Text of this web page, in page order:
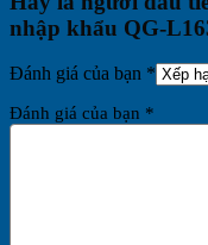
nhập khẩu QG-
Đánh giá của bạn *
Đánh giá của bạn *